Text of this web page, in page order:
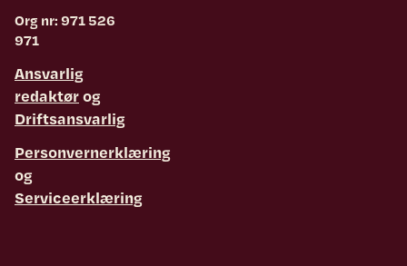
Org nr: 971 526
971
Ansvarlig
redaktørog
Driftsansvarlig
Personvernerklæring
og
Serviceerklæring